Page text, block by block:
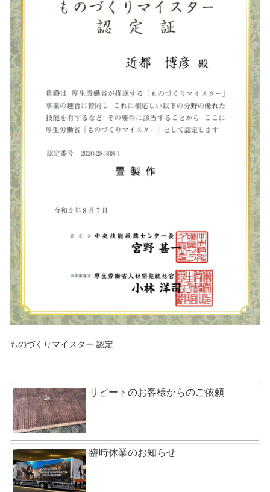
ものづくりマイスター 認定
リピートのお客様からのご依頼
臨時休業のお知らせ